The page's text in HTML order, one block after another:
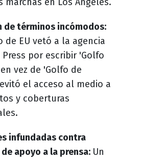
de términos incómodos:
de EU vetó a la agencia
Press por escribir 'Golfo
vez de 'Golfo de
el acceso al medio a
y coberturas
infundadas contra
apoyo a la prensa: Un